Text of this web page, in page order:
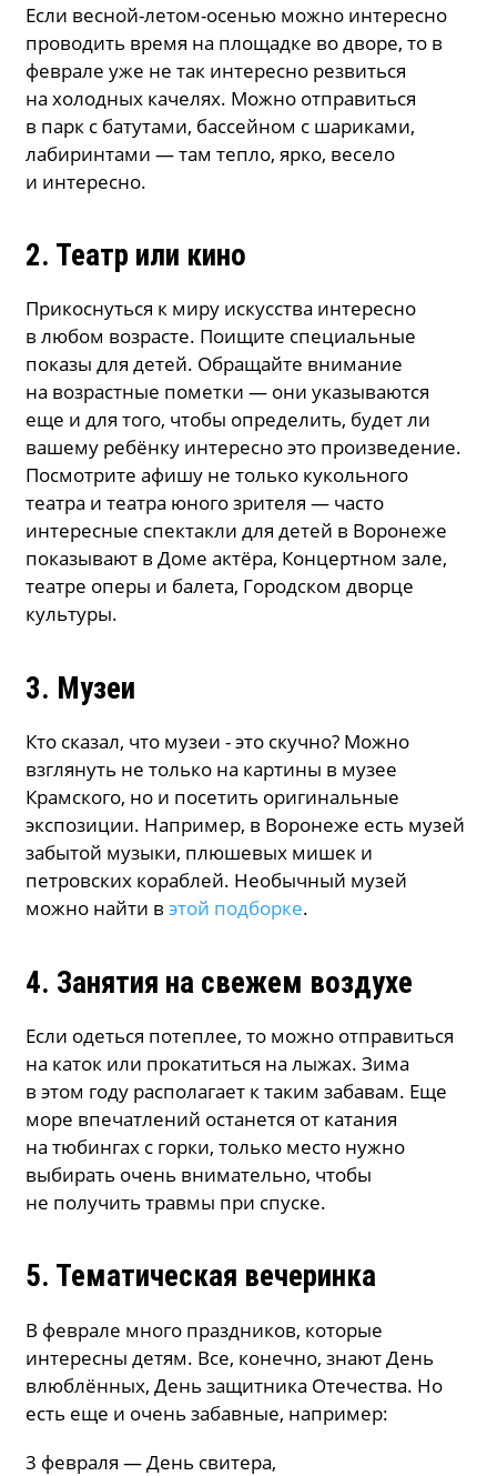
Если весной-летом-осенью можно интересно
проводить время на площадке во дворе, то в
феврале уже не так интересно резвиться
на холодных качелях. Можно отправиться
в парк с батутами, бассейном с шариками,
лабиринтами — там тепло, ярко, весело
и интересно.
2. Театр или кино
Прикоснуться к миру искусства интересно
в любом возрасте. Поищите специальные
показы для детей. Обращайте внимание
на возрастные пометки — они указываются
еще и для того, чтобы определить, будет ли
вашему ребёнку интересно это произведение.
Посмотрите афишу не только кукольного
театра и театра юного зрителя — часто
интересные спектакли для детей в Воронеже
показывают в Доме актёра, Концертном зале,
театре оперы и балета, Городском дворце
культуры.
3. Музеи
Кто сказал, что музеи - это скучно? Можно
взглянуть не только на картины в музее
Крамского, но и посетить оригинальные
экспозиции. Например, в Воронеже есть музей
забытой музыки, плюшевых мишек и
петровских кораблей. Необычный музей
можно найти вэтой подборке.
4. Занятия на свежем воздухе
Если одеться потеплее, то можно отправиться
на каток или прокатиться на лыжах. Зима
в этом году располагает к таким забавам. Еще
море впечатлений останется от катания
на тюбингах с горки, только место нужно
выбирать очень внимательно, чтобы
не получить травмы при спуске.
5. Тематическая вечеринка
В феврале много праздников, которые
интересны детям. Все, конечно, знают День
влюблённых, День защитника Отечества. Но
есть еще и очень забавные, например:
3 февраля — День свитера,